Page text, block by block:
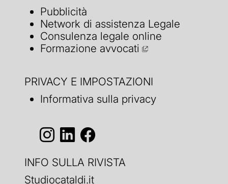
Pubblicità
Network di assistenza Legale
Consulenza legale online
Formazione avvocati
PRIVACY E IMPOSTAZIONI
Informativa sulla privacy
INFO SULLA RIVISTA
Studiocataldi.it